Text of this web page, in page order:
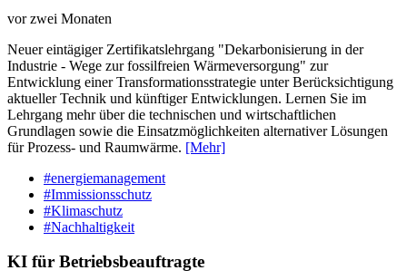
vor zwei Monaten
Neuer eintägiger Zertifikatslehrgang "Dekarbonisierung in der
Industrie - Wege zur fossilfreien Wärmeversorgung" zur
Entwicklung einer Transformationsstrategie unter Berücksichtigung
aktueller Technik und künftiger Entwicklungen. Lernen Sie im
Lehrgang mehr über die technischen und wirtschaftlichen
Grundlagen sowie die Einsatzmöglichkeiten alternativer Lösungen
für Prozess- und Raumwärme. [Mehr]
#energiemanagement
#Immissionsschutz
#Klimaschutz
#Nachhaltigkeit
KI für Betriebsbeauftragte